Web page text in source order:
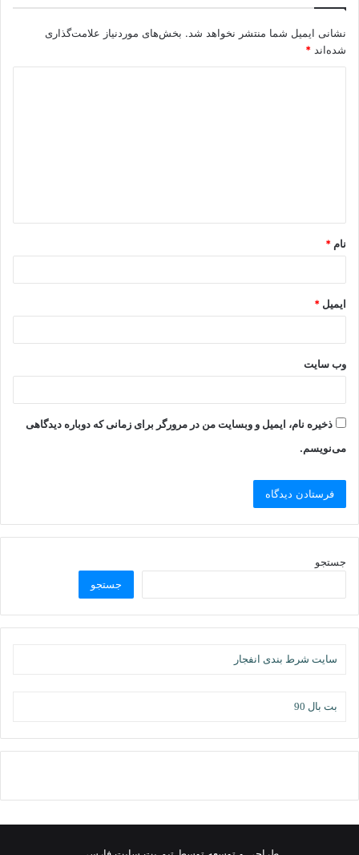
نشانی ایمیل شما منتشر نخواهد شد. بخش‌های موردنیاز علامت‌گذاری
شده‌اند *
نام *
ایمیل *
وب‌ سایت
ذخیره نام، ایمیل و وبسایت من در مرورگر برای زمانی که دوباره دیدگاهی
می‌نویسم.
جستجو
جستجو
سایت شرط بندی انفجار
بت بال 90